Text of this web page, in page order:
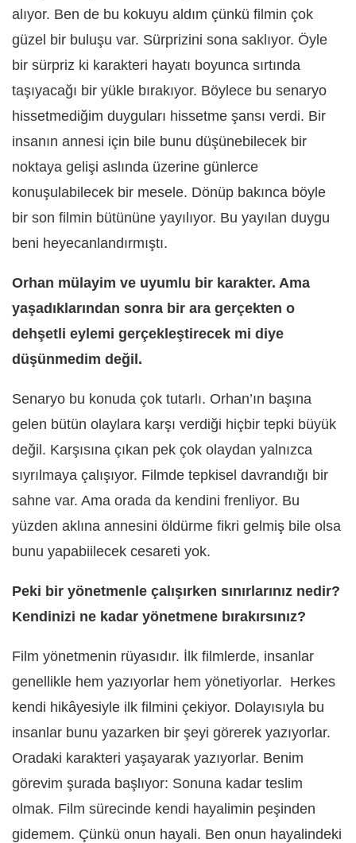
alıyor. Ben de bu kokuyu aldım çünkü filmin çok
güzel bir buluşu var. Sürprizini sona saklıyor. Öyle
bir sürpriz ki karakteri hayatı boyunca sırtında
taşıyacağı bir yükle bırakıyor. Böylece bu senaryo
hissetmediğim duyguları hissetme şansı verdi. Bir
insanın annesi için bile bunu düşünebilecek bir
noktaya gelişi aslında üzerine günlerce
konuşulabilecek bir mesele. Dönüp bakınca böyle
bir son filmin bütününe yayılıyor. Bu yayılan duygu
beni heyecanlandırmıştı.
Orhan mülayim ve uyumlu bir karakter. Ama
yaşadıklarından sonra bir ara gerçekten o
dehşetli eylemi gerçekleştirecek mi diye
düşünmedim değil.
Senaryo bu konuda çok tutarlı. Orhan’ın başına
gelen bütün olaylara karşı verdiği hiçbir tepki büyük
değil. Karşısına çıkan pek çok olaydan yalnızca
sıyrılmaya çalışıyor. Filmde tepkisel davrandığı bir
sahne var. Ama orada da kendini frenliyor. Bu
yüzden aklına annesini öldürme fikri gelmiş bile olsa
bunu yapabiilecek cesareti yok.
Peki bir yönetmenle çalışırken sınırlarınız nedir?
Kendinizi ne kadar yönetmene bırakırsınız?
Film yönetmenin rüyasıdır. İlk filmlerde, insanlar
genellikle hem yazıyorlar hem yönetiyorlar. Herkes
kendi hikâyesiyle ilk filmini çekiyor. Dolayısıyla bu
insanlar bunu yazarken bir şeyi görerek yazıyorlar.
Oradaki karakteri yaşayarak yazıyorlar. Benim
görevim şurada başlıyor: Sonuna kadar teslim
olmak. Film sürecinde kendi hayalimin peşinden
gidemem. Çünkü onun hayali. Ben onun hayalindeki